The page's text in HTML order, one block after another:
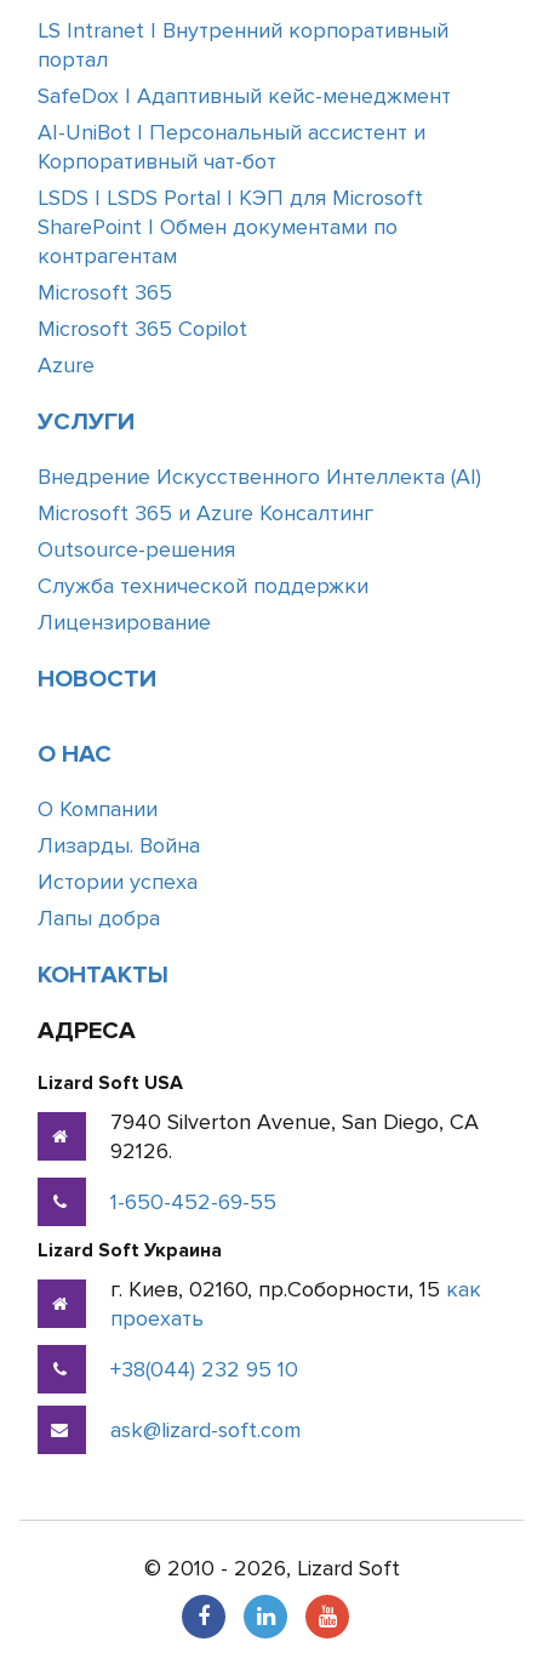
LS Intranet | Внутренний корпоративный
портал
SafeDox | Адаптивный кейс-менеджмент
AI-UniBot | Персональный ассистент и
Корпоративный чат-бот
LSDS | LSDS Portal | КЭП для Microsoft
SharePoint | Обмен документами по
контрагентам
Microsoft 365
Microsoft 365 Copilot
Azure
УСЛУГИ
Внедрение Искусственного Интеллекта (АІ)
Microsoft 365 и Azure Консалтинг
Outsource-решения
Служба технической поддержки
Лицензирование
НОВОСТИ
О НАС
О Компании
Лизарды. Война
Истории успеха
Лапы добра
КОНТАКТЫ
АДРЕСА
Lizard Soft USA
7940 Silverton Avenue, San Diego, CA
92126.
1-650-452-69-55
Lizard Soft Украина
г. Киев, 02160, пр.Соборности, 15 как
проехать
+38(044) 232 95 10
ask@lizard-soft.com
© 2010 - 2026, Lizard Soft